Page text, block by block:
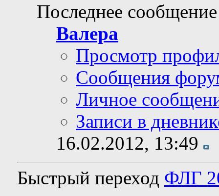
Последнее
Валера
Просмотр
Сообщения
Личное
Записи в
16.02.2012, 13:49
Быстрый переход ФЛГ